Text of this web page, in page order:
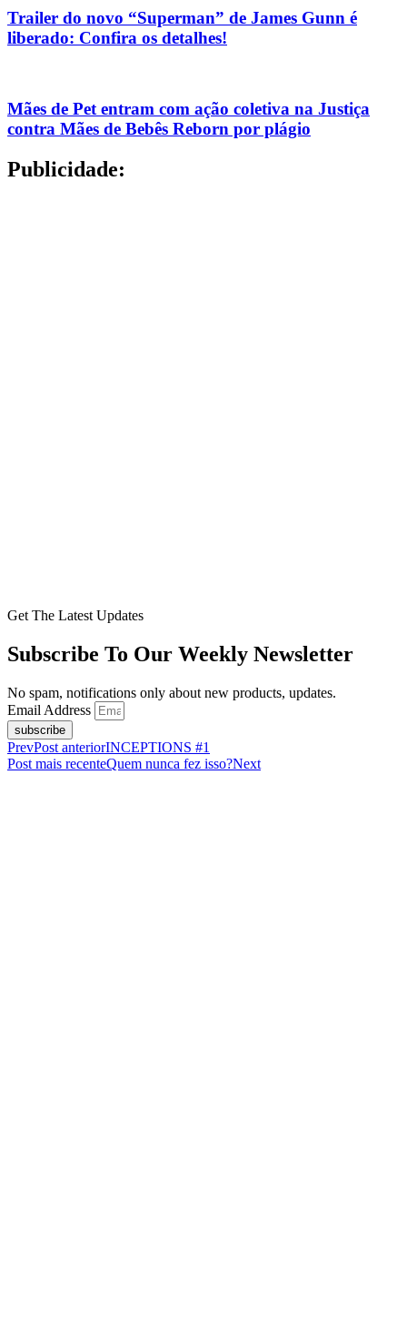
Trailer do novo “Superman” de James Gunn é
liberado: Confira os detalhes!
Mães de Pet entram com ação coletiva na Justiça
contra Mães de Bebês Reborn por plágio
Publicidade:
Get The Latest Updates
Subscribe To Our Weekly Newsletter
No spam, notifications only about new products, updates.
Email Address
subscribe
PrevPost anteriorINCEPTIONS #1
Post mais recenteQuem nunca fez isso?Next